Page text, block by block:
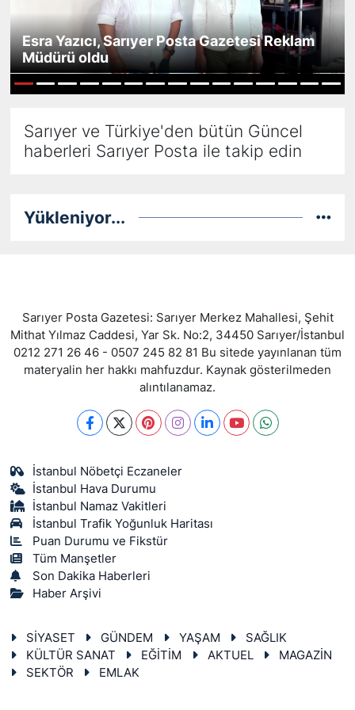
Esra Yazıcı, Sarıyer Posta Gazetesi Reklam
Müdürü oldu
1
Sarıyer ve Türkiye'den bütün Güncel
haberleri Sarıyer Posta ile takip edin
Yükleniyor...
Sarıyer Posta Gazetesi: Sarıyer Merkez Mahallesi, Şehit
Mithat Yılmaz Caddesi, Yar Sk. No:2, 34450 Sarıyer/İstanbul
0212 271 26 46 - 0507 245 82 81 Bu sitede yayınlanan tüm
materyalin her hakkı mahfuzdur. Kaynak gösterilmeden
alıntılanamaz.
İstanbul Nöbetçi Eczaneler
İstanbul Hava Durumu
İstanbul Namaz Vakitleri
İstanbul Trafik Yoğunluk Haritası
Puan Durumu ve Fikstür
Tüm Manşetler
Son Dakika Haberleri
Haber Arşivi
SİYASET GÜNDEM YAŞAM
SAĞLIK
KÜLTÜR SANAT
EĞİTİM AKTUEL
MAGAZİN
SEKTÖR
EMLAK
KÖŞE YAZILARI
KÖŞE YAZILARI (Arşiv)
MAGAZİN
SAĞLIK
SARIYER İMAR BARIŞI
SEKTÖR
SON DAKİKA HABERİ
SPOR
TEKNOLOJİ
TÜRKİYE VE DÜNYA GÜNDEMİ
VİDEO GALERİ
YAŞAM